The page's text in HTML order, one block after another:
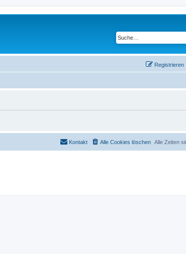
Registrieren
Alle Zeiten
Alle Cookies löschen
Kontakt